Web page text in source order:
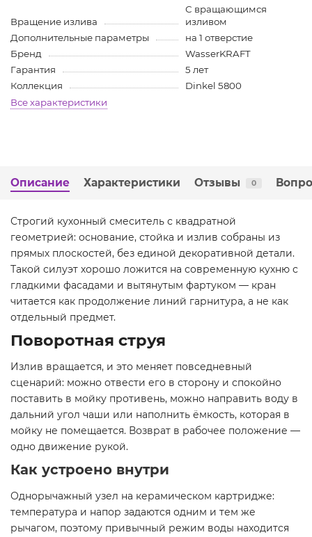
Вращение излива
С вращающимся
изливом
Дополнительные параметры
на 1 отверстие
Бренд
WasserKRAFT
Гарантия
5 лет
Коллекция
Dinkel 5800
Все характеристики
Описание Характеристики Отзывы 0
Строгий кухонный смеситель с квадратной
геометрией: основание, стойка и излив собраны из
прямых плоскостей, без единой декоративной детали.
Такой силуэт хорошо ложится на современную кухню с
гладкими фасадами и вытянутым фартуком — кран
читается как продолжение линий гарнитура, а не как
отдельный предмет.
Поворотная струя
Излив вращается, и это меняет повседневный
сценарий: можно отвести его в сторону и спокойно
поставить в мойку противень, можно направить воду в
дальний угол чаши или наполнить ёмкость, которая в
мойку не помещается. Возврат в рабочее положение —
одно движение рукой.
Как устроено внутри
Однорычажный узел на керамическом картридже:
температура и напор задаются одним и тем же
рычагом, поэтому привычный режим воды находится